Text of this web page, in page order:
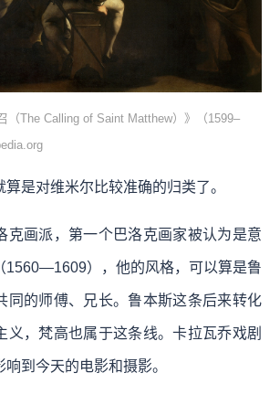
（The Calling of Saint Matthew）》（1599–
是对维米尔比较准确的归类了。
克画派，第一个巴洛克画家被认为是意
1560—1609），他的风格，可以算是鲁
同的师傅、兄长。鲁本斯这条后来转化
义，梵高也属于这条线。卡拉瓦乔戏剧
到今天的电影和摄影。